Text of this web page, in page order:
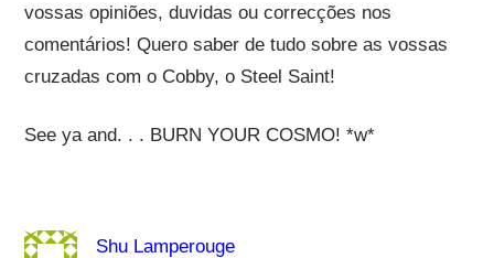
vossas opiniões, duvidas ou correcções nos
comentários! Quero saber de tudo sobre as vossas
cruzadas com o Cobby, o Steel Saint!
See ya and. . . BURN YOUR COSMO! *w*
Shu Lamperouge